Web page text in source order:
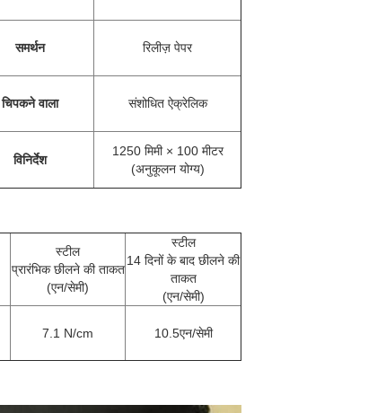
समर्थन रिलीज़ पेपर
चिपकने वाला संशोधित ऐक्रेलिक
विनिर्देश
1250 मिमी × 100 मीटर
(अनुकूलन योग्य)
स्टील
प्रारंभिक छीलने की ताकत
(एन/सेमी)
स्टील
14 दिनों के बाद छीलने की
ताकत
(एन/सेमी)
7.1 N/cm 10.5एन/सेमी